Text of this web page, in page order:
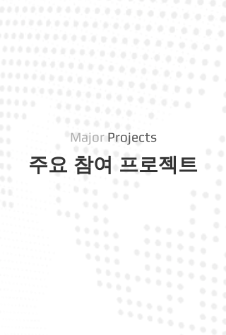
Major Projects
주요 참여 프로젝트